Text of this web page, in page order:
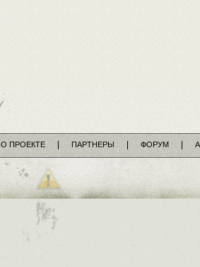
О ПРОЕКТЕ ПАРТНЕРЫ ФОРУМ